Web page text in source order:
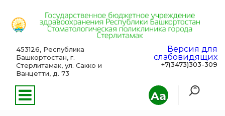
Aa
453126, Республика
Башкортостан, г.
Стерлитамак, ул. Сакко и
Ванцетти, д. 73
Версия для
слабовидящих
+7(3473)303-309